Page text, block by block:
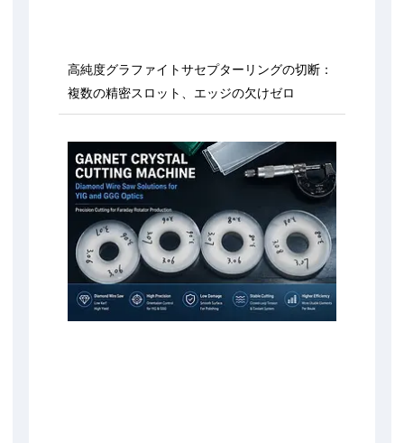
高純度グラファイトサセプターリングの切断：
複数の精密スロット、エッジの欠けゼロ